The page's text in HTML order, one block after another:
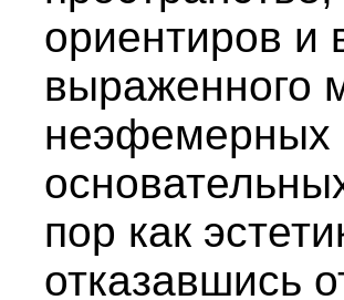
ориентиров и
выраженного
неэфемерных
пор как
отказавшись